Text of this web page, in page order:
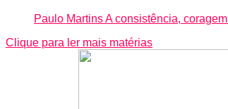
Paulo Martins A consistência,
Clique para ler mais matérias